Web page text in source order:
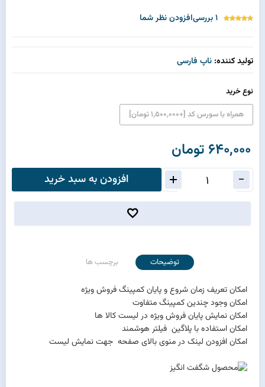
1 بررسی افزودن نظر شما
تولید کننده: ناپ فارسی
نوع خرید
همراه با سورس کد [+1,500,000 تومان]
640,000 تومان
افزودن به سبد خرید
توضیحات برچسب ها
امکان تعریف زمان شروع و پایان کمپینگ فروش ویژه
امکان وجود چندین کمپینگ متفاوت
امکان نمایش پایان فروش ویژه در لیست کالا ها
امکان استفاده با پلاگین فیلتر هوشمند
امکان افزودن لینک درمنوی بالای صفحه جهت نمایش لیست